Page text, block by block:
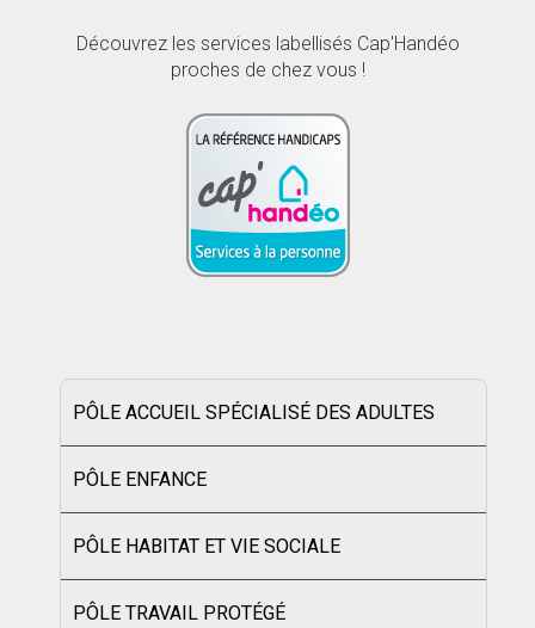
Découvrez les services labellisés Cap'Handéo
proches de chez vous !
PÔLE ACCUEIL SPÉCIALISÉ DES ADULTES
PÔLE ENFANCE
PÔLE HABITAT ET VIE SOCIALE
PÔLE TRAVAIL PROTÉGÉ